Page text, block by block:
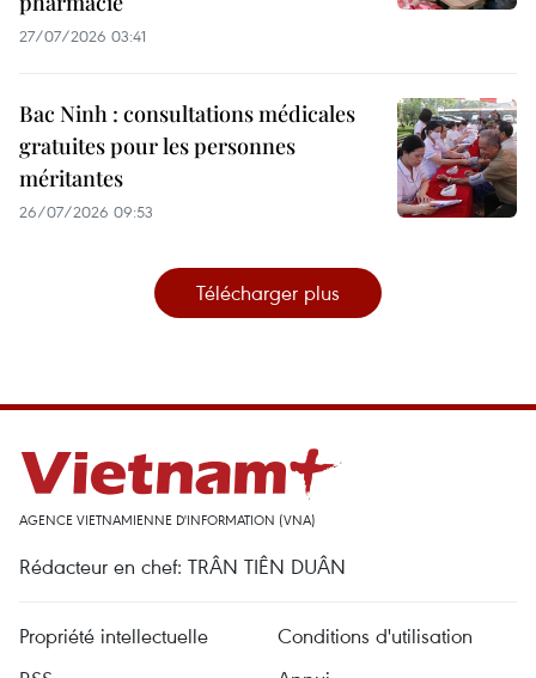
27/07/2026 03:41
Bac Ninh : consultations médicales
gratuites pour les personnes
méritantes
26/07/2026 09:53
Télécharger plus
AGENCE VIETNAMIENNE D'INFORMATION (VNA)
Rédacteur en chef: TRÂN TIÊN DUÂN
Propriété intellectuelle
Conditions d'utilisation